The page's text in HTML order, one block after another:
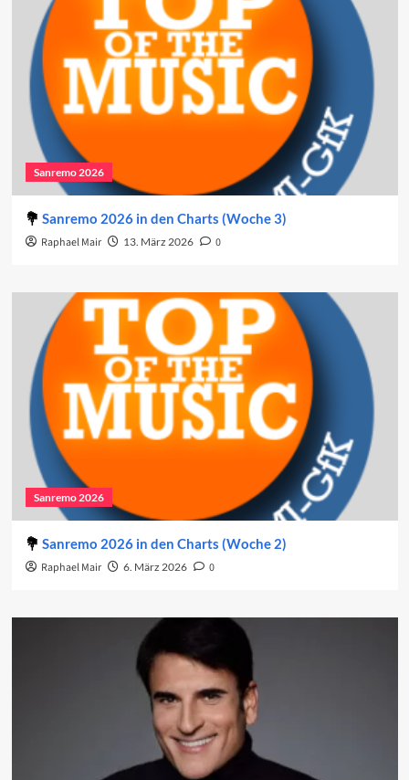
Sanremo 2026
Sanremo 2026 in den Charts (Woche 3)
Raphael Mair 13. März 2026 0
Sanremo 2026
Sanremo 2026 in den Charts (Woche 2)
Raphael Mair 6. März 2026 0